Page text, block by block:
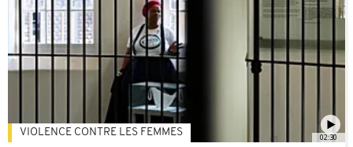
02:30
VIOLENCE CONTRE LES FEMMES